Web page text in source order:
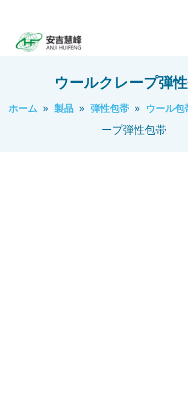
ウールクレープ弾
ホーム » 製品 » 弾性包帯 » ウール包
ープ弾性包帯